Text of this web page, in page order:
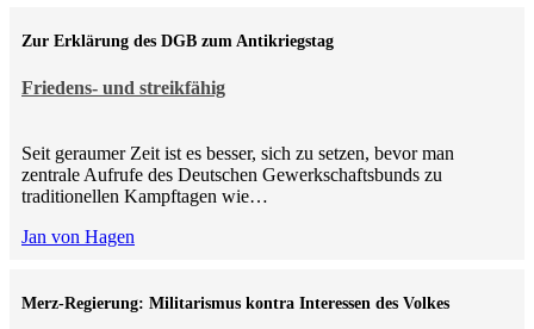
Friedens- und streikfähig
Zur Erklärung des DGB zum Antikriegstag
Seit geraumer Zeit ist es besser, sich zu setzen, bevor man
zentrale Aufrufe des Deutschen Gewerkschaftsbunds zu
traditionellen Kampftagen wie…
Jan von Hagen
Merz-Regierung: Militarismus kontra Inte­ressen des Volkes